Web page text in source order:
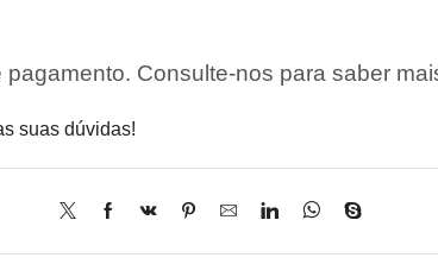
Consulte-nos para saber
suas dúvidas!